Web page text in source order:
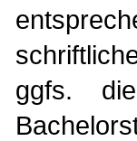
ggfs.